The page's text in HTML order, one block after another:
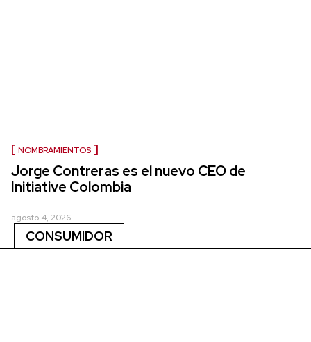
NOMBRAMIENTOS
Jorge Contreras es el nuevo CEO de
Initiative Colombia
agosto 4, 2026
CONSUMIDOR